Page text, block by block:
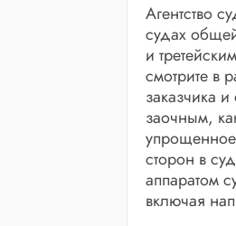
Агентство
судах
и
смотрите в
заказчика
заочным,
сторон в
аппаратом
включая